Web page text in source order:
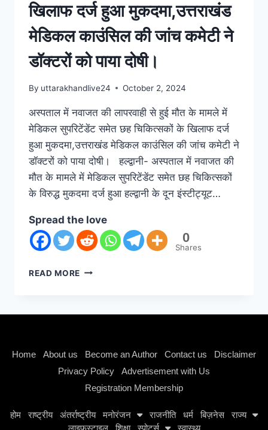
खिलाफ दर्ज हुआ मुकदमा,उत्तराखंड
मेडिकल काउंसिल की जांच कमेटी ने
डॉक्टरों को पाया दोषी।
By uttarakhandlive24 October 2, 2024
अस्पताल में नवाजत की लापरवाही से हुई मौत के मामले में
मेडिकल सुपरिटेंडेंट समेत छह चिकित्सकों के खिलाफ दर्ज
हुआ मुकदमा,उत्तराखंड मेडिकल काउंसिल की जांच कमेटी ने
डॉक्टरों को पाया दोषी। हल्द्वानी- अस्पताल में नवाजत की
मौत के मामले में मेडिकल सुपरिटेंडेंट समेत छह चिकित्सकों
के विरुद्ध मुकदमा दर्ज हुआ हल्द्वानी के दून इंस्टीट्यूट…
Spread the love
0
Shares
READ MORE
Home About us Become an Author Contact us
Disclaimer
Privacy Policy
Advertisement with Us
Registration Membership
होम राष्ट्रीय अंतर्राष्ट्रीय मनोरंजन राजनीति धर्म बिज़नेस
राज्य
लाइफस्टाइल
शिक्षा स्पोर्ट्स स्वास्थ्य